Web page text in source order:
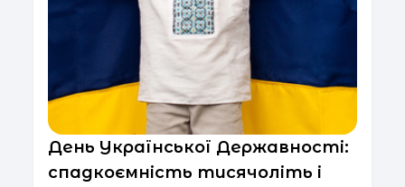
День Української Державності:
спадкоємність тисячоліть і